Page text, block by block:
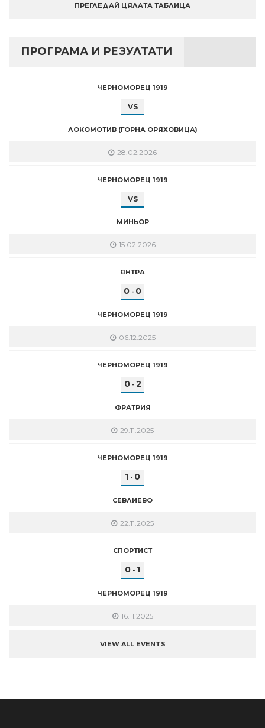
ПРЕГЛЕДАЙ ЦЯЛАТА ТАБЛИЦА
ПРОГРАМА И РЕЗУЛТАТИ
ЧЕРНОМОРЕЦ 1919
VS
ЛОКОМОТИВ (ГОРНА ОРЯХОВИЦА)
28.02.2026
ЧЕРНОМОРЕЦ 1919
VS
МИНЬОР
15.02.2026
ЯНТРА
0 - 0
ЧЕРНОМОРЕЦ 1919
06.12.2025
ЧЕРНОМОРЕЦ 1919
0- 2
ФРАТРИЯ
29.11.2025
ЧЕРНОМОРЕЦ 1919
1 - 0
СЕВЛИЕВО
22.11.2025
СПОРТИСТ
0 - 1
ЧЕРНОМОРЕЦ 1919
16.11.2025
VIEW ALL EVENTS